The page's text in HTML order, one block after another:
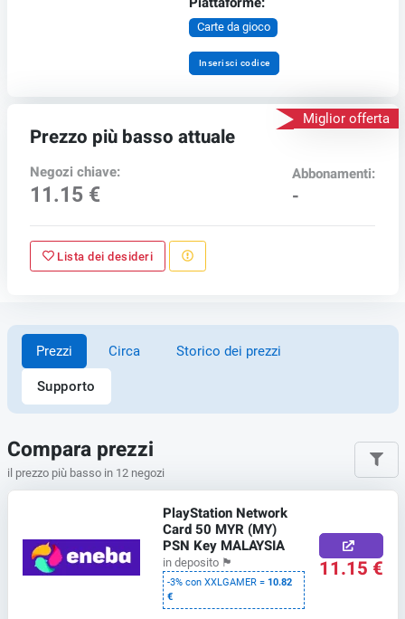
Carte da gioco
Inserisci codice
Miglior offerta
Prezzo più basso attuale
Negozi chiave:
11.15 €
Abbonamenti:
-
Lista dei desideri
Prezzi Circa Storico dei prezzi
Supporto
Compara prezzi
il prezzo più basso in 12 negozi
PlayStation Network
Card 50 MYR (MY)
PSN Key MALAYSIA
in deposito 🏴
-3% con XXLGAMER =10.82
€
11.15 €